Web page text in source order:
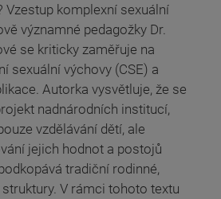
Vzestup komplexní sexuální
významné pedagožky Dr.
se kriticky zaměřuje na
sexuální výchovy (CSE) a
Autorka vysvětluje, že se
nadnárodních institucí,
vzdělávání dětí, ale
jejich hodnot a postojů
tradiční rodinné,
V rámci tohoto textu